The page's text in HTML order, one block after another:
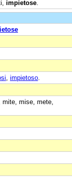
impietose
impietoso
mise, mete,